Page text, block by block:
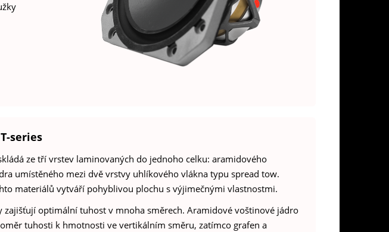
series
ze tří vrstev laminovaných do jednoho celku: aramidového
umístěného mezi dvě vrstvy uhlíkového vlákna typu spread tow.
materiálů vytváří pohyblivou plochu s výjimečnými vlastnostmi.
zajišťují optimální tuhost v mnoha směrech. Aramidové voštinové jádro
tuhosti k hmotnosti ve vertikálním směru, zatímco grafen a